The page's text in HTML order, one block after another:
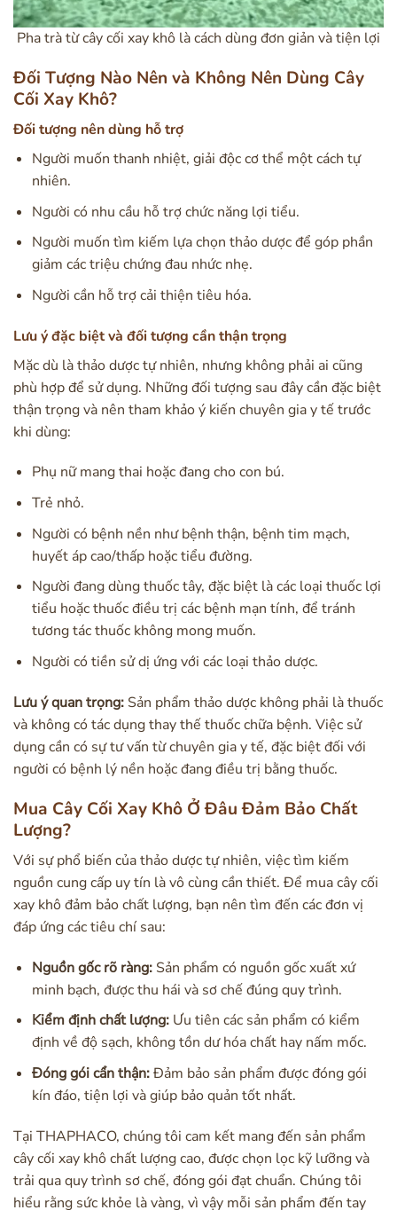
Pha trà từ cây cối xay khô là cách dùng đơn giản và tiện lợi
Đối Tượng Nào Nên và Không Nên Dùng Cây
Cối Xay Khô?
Đối tượng nên dùng hỗ trợ
Người muốn thanh nhiệt, giải độc cơ thể một cách tự
nhiên.
Người có nhu cầu hỗ trợ chức năng lợi tiểu.
Người muốn tìm kiếm lựa chọn thảo dược để góp phần
giảm các triệu chứng đau nhức nhẹ.
Người cần hỗ trợ cải thiện tiêu hóa.
Lưu ý đặc biệt và đối tượng cần thận trọng
Mặc dù là thảo dược tự nhiên, nhưng không phải ai cũng
phù hợp để sử dụng. Những đối tượng sau đây cần đặc biệt
thận trọng và nên tham khảo ý kiến chuyên gia y tế trước
khi dùng:
Phụ nữ mang thai hoặc đang cho con bú.
Trẻ nhỏ.
Người có bệnh nền như bệnh thận, bệnh tim mạch,
huyết áp cao/thấp hoặc tiểu đường.
Người đang dùng thuốc tây, đặc biệt là các loại thuốc lợi
tiểu hoặc thuốc điều trị các bệnh mạn tính, để tránh
tương tác thuốc không mong muốn.
Người có tiền sử dị ứng với các loại thảo dược.
Lưu ý quan trọng: Sản phẩm thảo dược không phải là thuốc
và không có tác dụng thay thế thuốc chữa bệnh. Việc sử
dụng cần có sự tư vấn từ chuyên gia y tế, đặc biệt đối với
người có bệnh lý nền hoặc đang điều trị bằng thuốc.
Mua Cây Cối Xay Khô Ở Đâu Đảm Bảo Chất
Lượng?
Với sự phổ biến của thảo dược tự nhiên, việc tìm kiếm
nguồn cung cấp uy tín là vô cùng cần thiết. Để mua cây cối
xay khô đảm bảo chất lượng, bạn nên tìm đến các đơn vị
đáp ứng các tiêu chí sau:
Nguồn gốc rõ ràng:Sản phẩm có nguồn gốc xuất xứ
minh bạch, được thu hái và sơ chế đúng quy trình.
Kiểm định chất lượng:Ưu tiên các sản phẩm có kiểm
định về độ sạch, không tồn dư hóa chất hay nấm mốc.
Đóng gói cẩn thận:Đảm bảo sản phẩm được đóng gói
kín đáo, tiện lợi và giúp bảo quản tốt nhất.
Tại THAPHACO, chúng tôi cam kết mang đến sản phẩm
cây cối xay khô chất lượng cao, được chọn lọc kỹ lưỡng và
trải qua quy trình sơ chế, đóng gói đạt chuẩn. Chúng tôi
hiểu rằng sức khỏe là vàng, vì vậy mỗi sản phẩm đến tay